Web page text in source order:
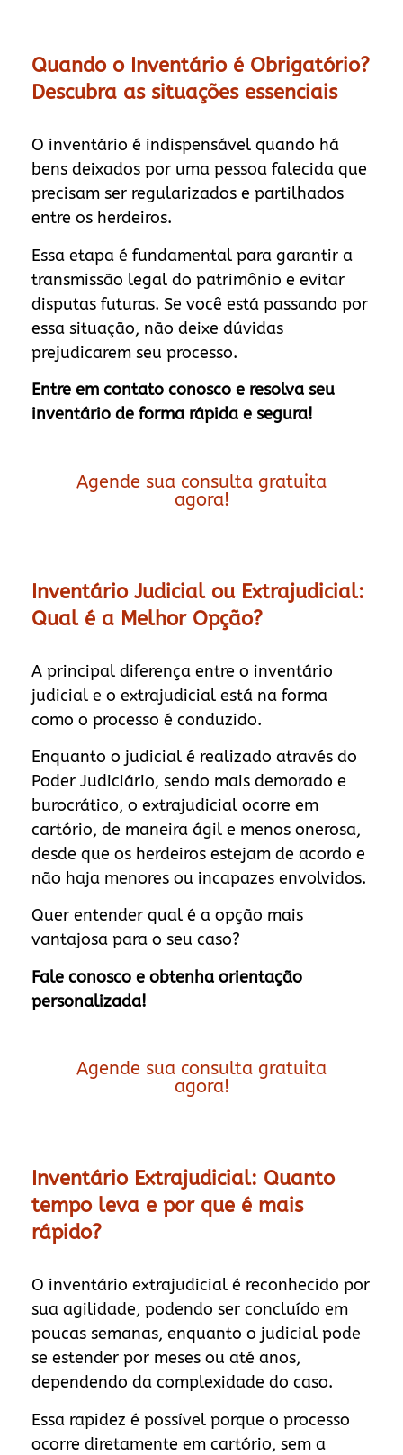
Quando o Inventário é Obrigatório?
Descubra as situações essenciais
O inventário é indispensável quando há
bens deixados por uma pessoa falecida que
precisam ser regularizados e partilhados
entre os herdeiros.
Essa etapa é fundamental para garantir a
transmissão legal do patrimônio e evitar
disputas futuras. Se você está passando por
essa situação, não deixe dúvidas
prejudicarem seu processo.
Entre em contato conosco e resolva seu
inventário de forma rápida e segura!
Agende sua consulta gratuita
agora!
Inventário Judicial ou Extrajudicial:
Qual é a Melhor Opção?
A principal diferença entre o inventário
judicial e o extrajudicial está na forma
como o processo é conduzido.
Enquanto o judicial é realizado através do
Poder Judiciário, sendo mais demorado e
burocrático, o extrajudicial ocorre em
cartório, de maneira ágil e menos onerosa,
desde que os herdeiros estejam de acordo e
não haja menores ou incapazes envolvidos.
Quer entender qual é a opção mais
vantajosa para o seu caso?
Fale conosco e obtenha orientação
personalizada!
Agende sua consulta gratuita
agora!
Inventário Extrajudicial: Quanto
tempo leva e por que é mais
rápido?
O inventário extrajudicial é reconhecido por
sua agilidade, podendo ser concluído em
poucas semanas, enquanto o judicial pode
se estender por meses ou até anos,
dependendo da complexidade do caso.
Essa rapidez é possível porque o processo
ocorre diretamente em cartório, sem a